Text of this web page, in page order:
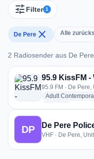
tune Filter 1
De Pere close Alle
2 Radiosender aus De Pere
2 Radiosender aus De
95.9 KissFM -
95.9 FM · De
Adult
DP De Pere
VHF · De Pere,